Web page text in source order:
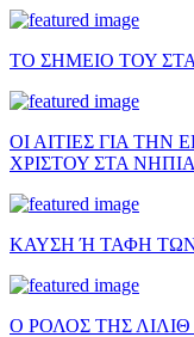
ΤΟ ΣΗΜΕΙΟ ΤΟΥ
ΟΙ ΑΙΤΙΕΣ ΓΙΑ ΤΗΝ
ΧΡΙΣΤΟΥ ΣΤΑ
ΚΑΥΣΗ Ή ΤΑΦΗ
Ο ΡΟΛΟΣ ΤΗΣ